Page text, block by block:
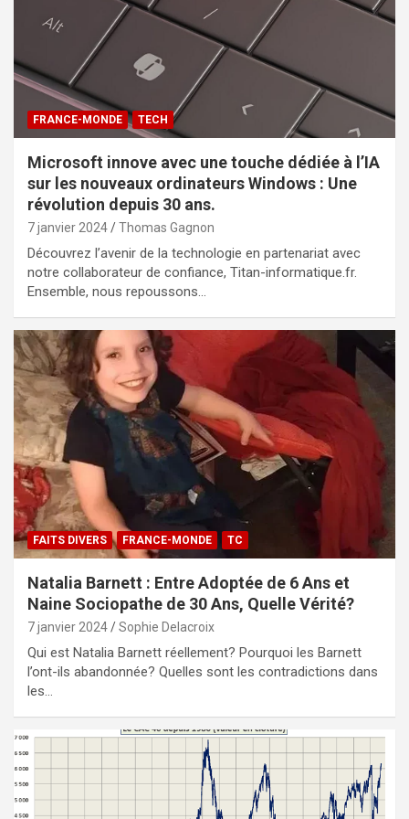
FRANCE-MONDE TECH
Microsoft innove avec une touche dédiée à l’IA
sur les nouveaux ordinateurs Windows : Une
révolution depuis 30 ans.
7 janvier 2024 Thomas Gagnon
Découvrez l’avenir de la technologie en partenariat avec
notre collaborateur de confiance, Titan-informatique.fr.
Ensemble, nous repoussons…
FAITS DIVERS FRANCE-MONDE TC
Natalia Barnett : Entre Adoptée de 6 Ans et
Naine Sociopathe de 30 Ans, Quelle Vérité?
7 janvier 2024 Sophie Delacroix
Qui est Natalia Barnett réellement? Pourquoi les Barnett
l’ont-ils abandonnée? Quelles sont les contradictions dans
les…